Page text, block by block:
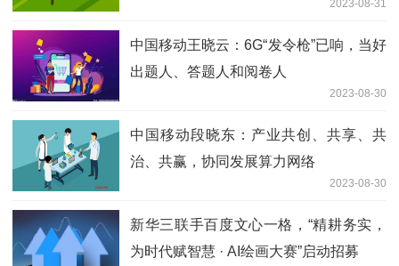
2023-08-31
中国移动王晓云：6G“发令枪”已响，当好
出题人、答题人和阅卷人
2023-08-30
中国移动段晓东：产业共创、共享、共
治、共赢，协同发展算力网络
2023-08-30
新华三联手百度文心一格，“精耕务实，
为时代赋智慧 · AI绘画大赛”启动招募